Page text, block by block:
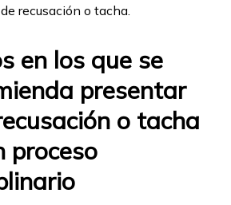
recusación o tacha.
en los que se
presentar
o tacha
proceso